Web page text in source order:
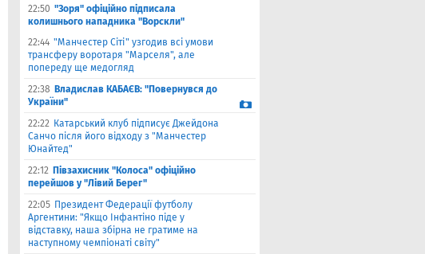
22:50 "Зоря" офіційно підписала
колишнього нападника "Ворскли"
22:44 "Манчестер Сіті" узгодив всі умови
трансферу воротаря "Марселя", але
попереду ще медогляд
22:38 Владислав КАБАЄВ: "Повернувся до
України"
22:22 Катарський клуб підписує Джейдона
Санчо після його відходу з "Манчестер
Юнайтед"
22:12 Півзахисник "Колоса" офіційно
перейшов у "Лівий Берег"
22:05 Президент Федерації футболу
Аргентини: "Якщо Інфантіно піде у
відставку, наша збірна не гратиме на
наступному чемпіонаті світу"